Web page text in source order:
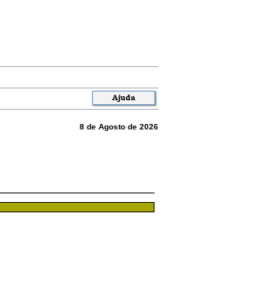
8 de Agosto de 2026